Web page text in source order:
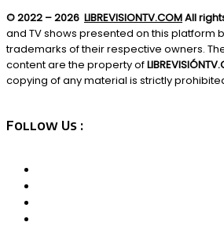
© 2022 – 2026 LIBREVISIONTV.COMAll
and TV shows presented on this platform
trademarks of their respective owners.
content are the property of
copying of any material is strictly
Follow Us :